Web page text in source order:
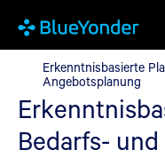
Erkenntnisbasierte
Erkenntnisbasierte
Angebotsplanung
Bedarfs-